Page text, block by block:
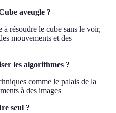
aveugle ?
résoudre le cube sans le voir,
mouvements et des
les algorithmes ?
comme le palais de la
à des images
seul ?